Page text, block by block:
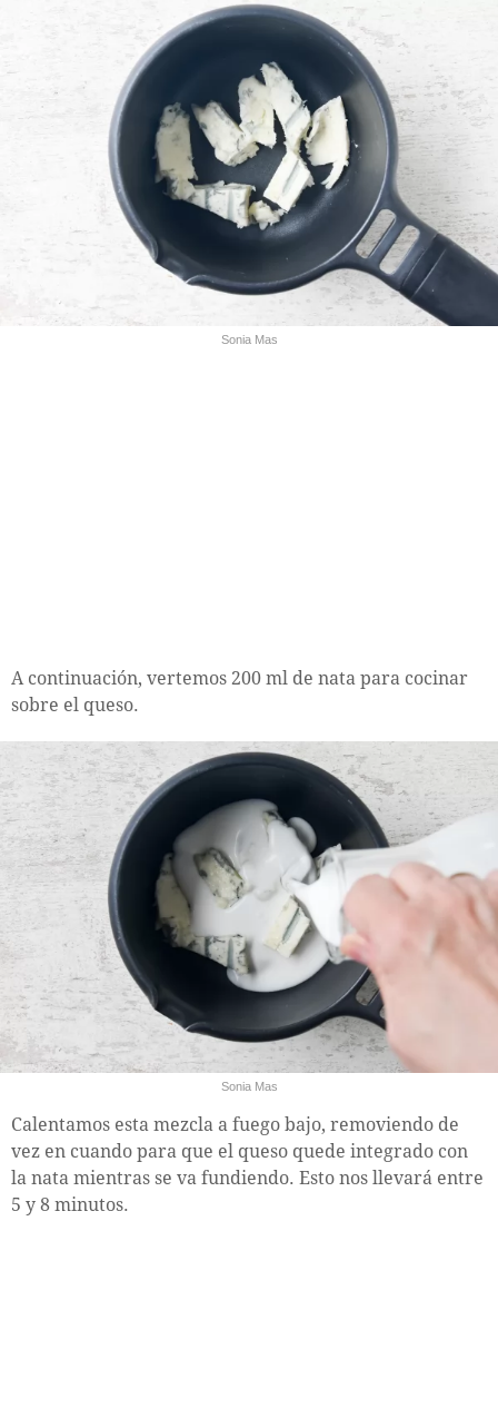
Sonia Mas
A continuación, vertemos 200 ml de nata para cocinar
sobre el queso.
Sonia Mas
Calentamos esta mezcla a fuego bajo, removiendo de
vez en cuando para que el queso quede integrado con
la nata mientras se va fundiendo. Esto nos llevará entre
5 y 8 minutos.